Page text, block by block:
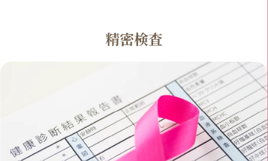
精密検査